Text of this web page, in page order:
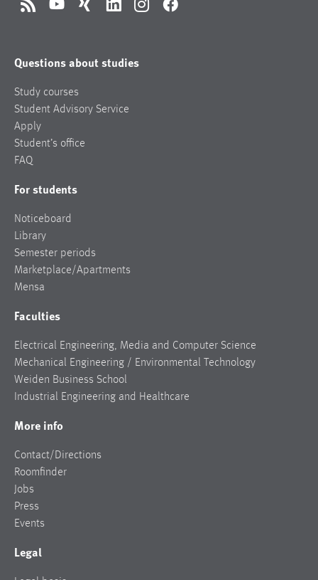
RSS YouTubeXing LinkedInInstagramFacebook
Questions about studies
Study courses
Student Advisory Service
Apply
Student’s office
FAQ
For students
Noticeboard
Library
Semester periods
Marketplace/Apartments
Mensa
Faculties
Electrical Engineering, Media and Computer Science
Mechanical Engineering / Environmental Technology
Weiden Business School
Industrial Engineering and Healthcare
More info
Contact/Directions
Roomfinder
Jobs
Press
Events
Legal